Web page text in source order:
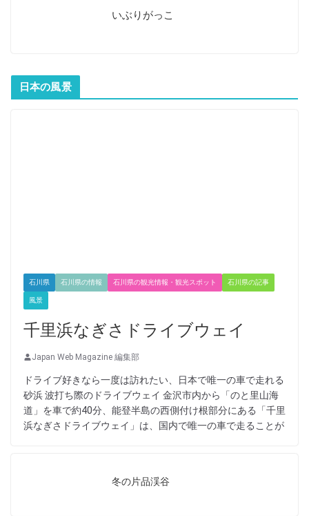
いぶりがっこ
日本の風景
石川県 石川県の情報 石川県の観光情報・観光スポット 石川県の記事
風景
千里浜なぎさドライブウェイ
Japan Web Magazine 編集部
ドライブ好きなら一度は訪れたい、日本で唯一の車で走れる
砂浜 波打ち際のドライブウェイ 金沢市内から「のと里山海
道」を車で約40分、能登半島の西側付け根部分にある「千里
浜なぎさドライブウェイ」は、国内で唯一の車で走ることが
冬の片品渓谷